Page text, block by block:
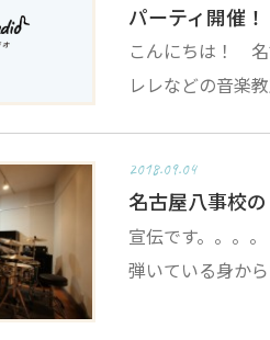
パーティ開催！
こんにちは！ 名
レレなどの音楽
2018.09.04
名古屋八事校
宣伝です。。。
弾いている身か